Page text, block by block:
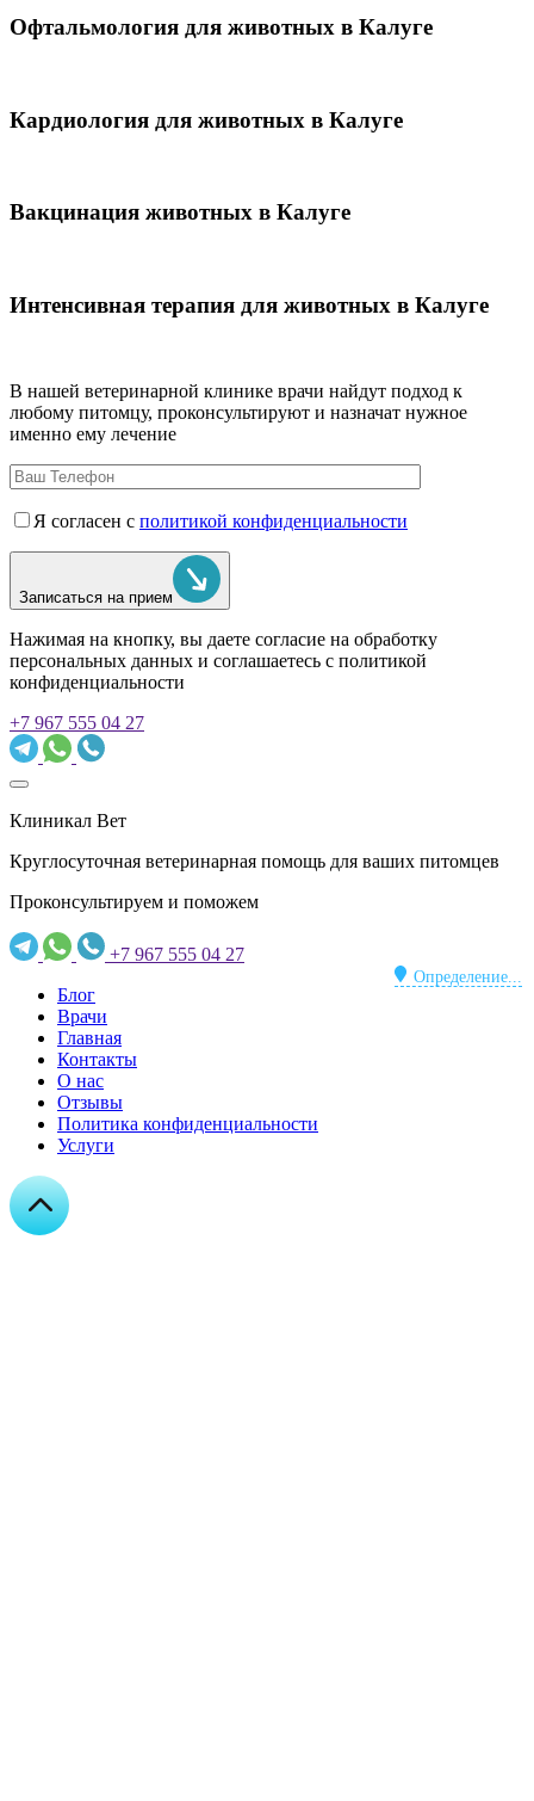
Офтальмология для животных в Калуге
Кардиология для животных в Калуге
Вакцинация животных в Калуге
Интенсивная терапия для животных в Калуге
В нашей ветеринарной клинике врачи найдут подход к
любому питомцу, проконсультируют и назначат нужное
именно ему лечение
Я согласен с политикой конфиденциальности
Записаться на прием
Нажимая на кнопку, вы даете согласие на обработку
персональных данных и соглашаетесь c политикой
конфиденциальности
+7 967 555 04 27
Клиникал Вет
Круглосуточная ветеринарная помощь для ваших питомцев
Проконсультируем и поможем
+7 967 555 04 27
Определение...
Блог
Врачи
Главная
Контакты
О нас
Отзывы
Политика конфиденциальности
Услуги